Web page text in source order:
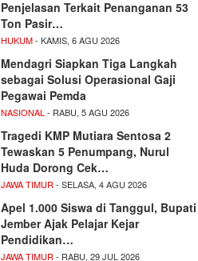
Penjelasan Terkait Penanganan 53
Ton Pasir…
HUKUM- KAMIS, 6 AGU 2026
Mendagri Siapkan Tiga Langkah
sebagai Solusi Operasional Gaji
Pegawai Pemda
NASIONAL - RABU, 5 AGU 2026
Tragedi KMP Mutiara Sentosa 2
Tewaskan 5 Penumpang, Nurul
Huda Dorong Cek…
JAWA TIMUR - SELASA, 4 AGU 2026
Apel 1.000 Siswa di Tanggul, Bupati
Jember Ajak Pelajar Kejar
Pendidikan…
JAWA TIMUR - RABU, 29 JUL 2026